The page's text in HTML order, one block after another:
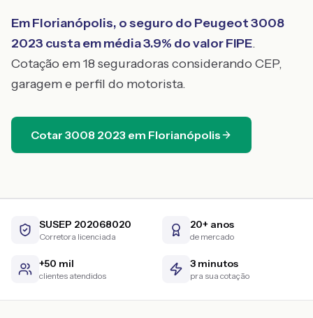
EmFlorianópolis, o seguro do Peugeot3008
2023 custa em média3.9% do valor FIPE.
Cotação em 18 seguradoras considerando CEP,
garagem e perfil do motorista.
Cotar 3008 2023 em Florianópolis
SUSEP 202068020
Corretora licenciada
20+ anos
de mercado
+50 mil
clientes atendidos
3 minutos
pra sua cotação